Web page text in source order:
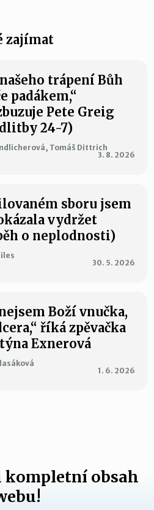
zajímat
trápení Bůh
padákem,“
Pete Greig
24-7)
Tomáš Dittrich
3. 8. 2026
sboru jsem
vydržet
o neplodnosti)
30. 5. 2026
Boží vnučka,
říká zpěvačka
Exnerová
1. 6. 2026
kompletní obsah